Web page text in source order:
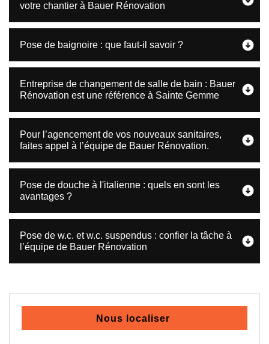
votre chantier à Bauer Rénovation
Pose de baignoire : que faut-il savoir ?
Entreprise de changement de salle de bain : Bauer
Rénovation est une référence à Sainte Gemme
Pour l’agencement de vos nouveaux sanitaires,
faites appel à l’équipe de Bauer Rénovation.
Pose de douche à l'italienne : quels en sont les
avantages ?
Pose de w.c. et w.c. suspendus : confier la tâche à
l’équipe de Bauer Rénovation
Nous localiser